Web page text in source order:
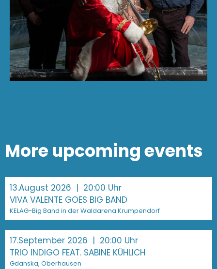
More upcoming events
13.August 2026 | 20:00 Uhr
VIVA VALENTE GOES BIG BAND
KELAG-Big Band in der Waldarena Krumpendorf
17.September 2026 | 20:00 Uhr
TRIO INDIGO FEAT. SABINE KÜHLICH
Gdanska, Oberhausen